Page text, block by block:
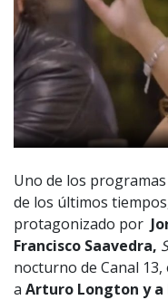
Uno de los
de los últimos
protagonizado por
Francisco Saavedra,
nocturno de Canal
a Arturo Longton y a